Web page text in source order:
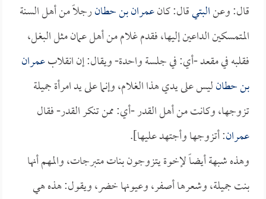
قال: وعنالبتيقال: كانعمران بن حطانرجلاً من أهل السنة
المتمسكين الداعين إليها، فقدم غلام من أهل عمان مثل البغل،
فقلبه في مقعد -أي: في جلسة واحدة- ويقال: إن انقلابعمران
بن حطانليس على يدي هذا الغلام، وإنما على يد امرأة جميلة
تزوجها، وكانت من أهل القدر -أي: ممن تنكر القدر- فقال
عمران: أتزوجها وأجتهد عليها].
وهذه شبهة أيضاً لإخوة يتزوجون بنات متبرجات، والمهم أنها
بنت جميلة، وشعرها أصفر، وعيونها خضر، ويقول: هذه هي